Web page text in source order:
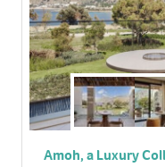
Amoh, a Luxury